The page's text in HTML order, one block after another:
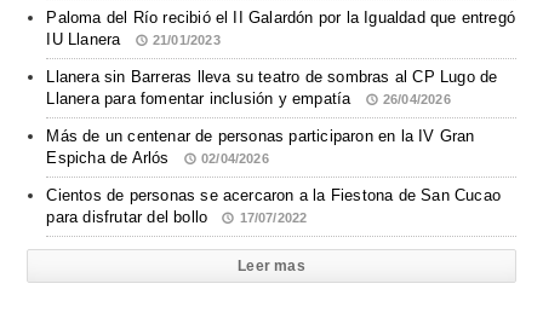
Paloma del Río recibió el II Galardón por la Igualdad que entregó
IU Llanera
21/01/2023
Llanera sin Barreras lleva su teatro de sombras al CP Lugo de
Llanera para fomentar inclusión y empatía
26/04/2026
Más de un centenar de personas participaron en la IV Gran
Espicha de Arlós
02/04/2026
Cientos de personas se acercaron a la Fiestona de San Cucao
para disfrutar del bollo
17/07/2022
Leer mas